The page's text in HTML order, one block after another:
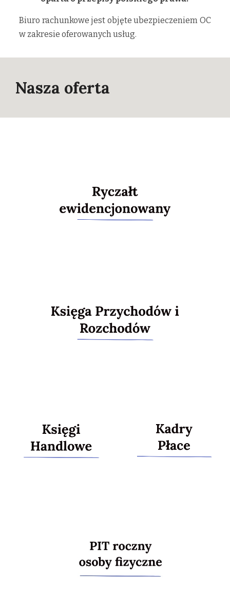
Biuro rachunkowe jest objęte ubezpieczeniem OC
w zakresie oferowanych usług.
Nasza oferta